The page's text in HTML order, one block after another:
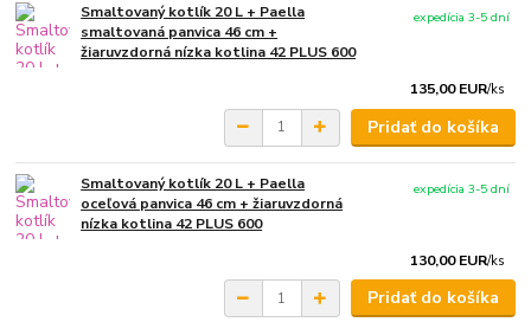
Smaltovaný kotlík 20 L + Paella
smaltovaná panvica 46 cm +
žiaruvzdorná nízka kotlina 42 PLUS 600
135,00 EUR/ks
expedícia 3-5 dní
Pridať do košíka
Smaltovaný kotlík 20 L + Paella
oceľová panvica 46 cm + žiaruvzdorná
nízka kotlina 42 PLUS 600
130,00 EUR/ks
expedícia 3-5 dní
Pridať do košíka